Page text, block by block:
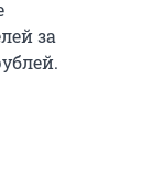
за